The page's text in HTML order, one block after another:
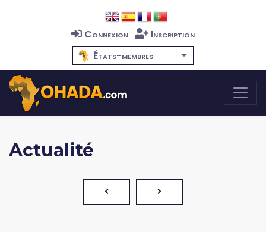
Connexion
Inscription
États-membres
Actualité